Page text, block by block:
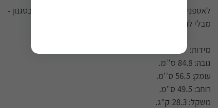
לאספנים המבקשים להציג את אוסף היין המרשים שלהם בסגנון -
מבלי להתפשר על יעילות וביצועים.
מידות:
גובה: 84.8 ס''מ.
עומק: 56.5 ס''מ.
רוחב: 49.5 ס"מ.
משקל: 28.3 ק"ג.